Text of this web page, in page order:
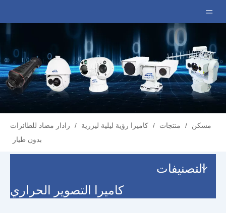
مسكن / منتجات / كاميرا رؤية ليلية ليزرية /
رادار مضاد للطائرات
بدون طيار
التصنيفات
كاميرا التصوير الحراري